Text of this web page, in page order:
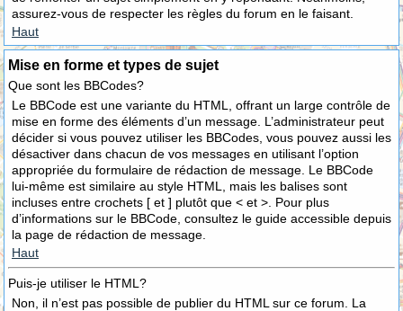
assurez-vous de respecter les règles du forum en le faisant.
Haut
Mise en forme et types de sujet
Que sont les BBCodes?
Le BBCode est une variante du HTML, offrant un large contrôle de
mise en forme des éléments d’un message. L’administrateur peut
décider si vous pouvez utiliser les BBCodes, vous pouvez aussi les
désactiver dans chacun de vos messages en utilisant l’option
appropriée du formulaire de rédaction de message. Le BBCode
lui-même est similaire au style HTML, mais les balises sont
incluses entre crochets [ et ] plutôt que < et >. Pour plus
d’informations sur le BBCode, consultez le guide accessible depuis
la page de rédaction de message.
Haut
Puis-je utiliser le HTML?
Non, il n’est pas possible de publier du HTML sur ce forum. La